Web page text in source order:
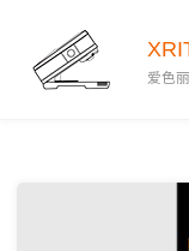
爱色